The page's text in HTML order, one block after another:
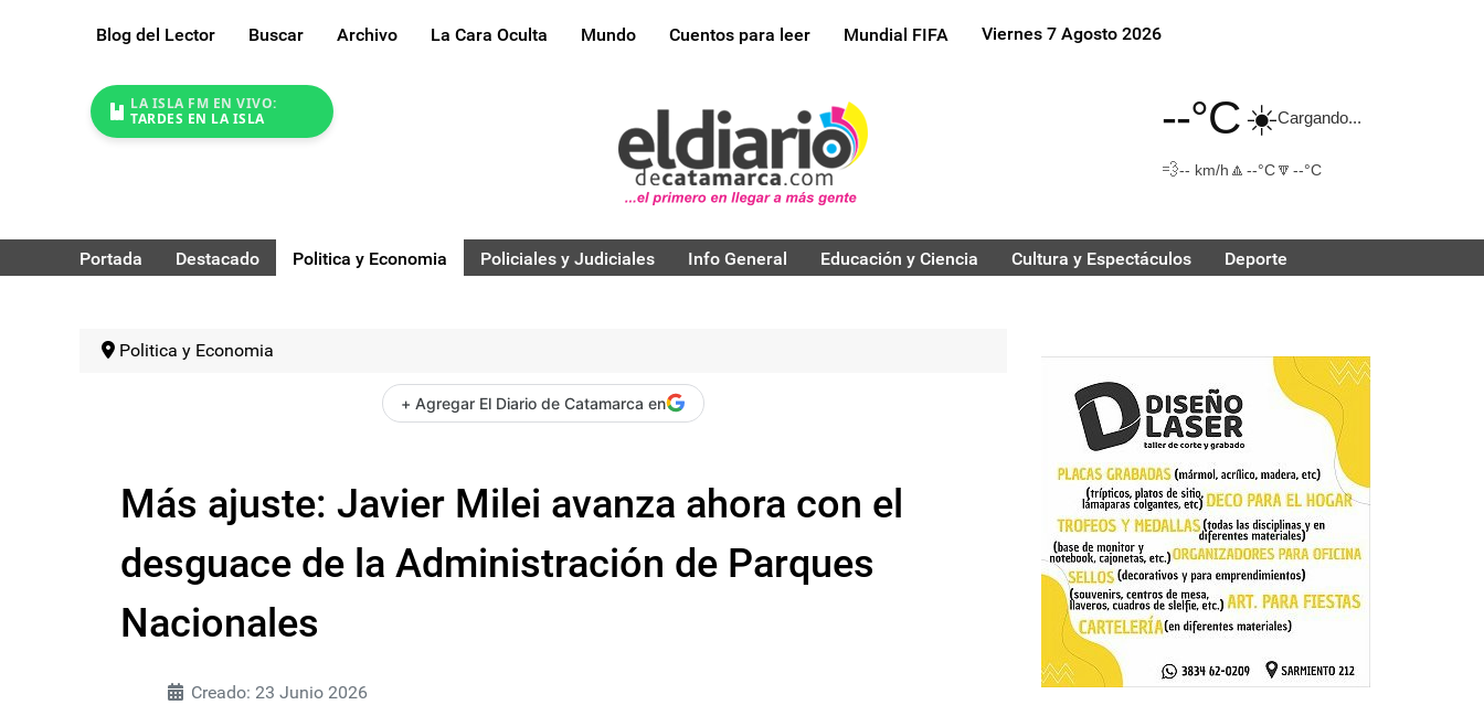
Blog del Lector Buscar Archivo La Cara Oculta Mundo Cuentos para leer Mundial FIFA Viernes 7 Agosto 2026
LA ISLA FM EN VIVO:
TARDES EN LA ISLA
--°C☀️Cargando...
💨-- km/h 🔼 --°C🔽 --°C
Portada Destacado Politica y Economia Policiales y Judiciales Info General Educación y Ciencia Cultura y Espectáculos Deporte
Politica y Economia
+ Agregar El Diario de Catamarca en
Más ajuste: Javier Milei avanza ahora con el
desguace de la Administración de Parques
Nacionales
Creado: 23 Junio 2026